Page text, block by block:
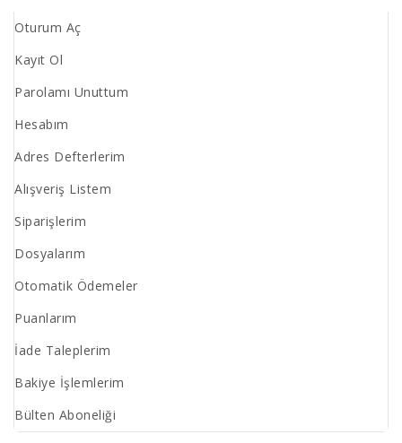
Oturum Aç
Kayıt Ol
Parolamı Unuttum
Hesabım
Adres Defterlerim
Alışveriş Listem
Siparişlerim
Dosyalarım
Otomatik Ödemeler
Puanlarım
İade Taleplerim
Bakiye İşlemlerim
Bülten Aboneliği